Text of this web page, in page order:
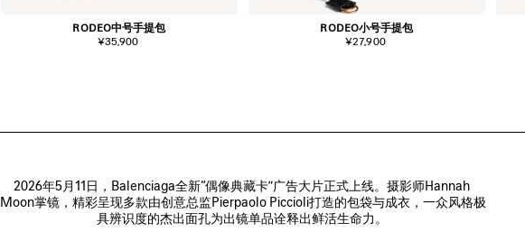
RODEO中号手提包
¥35,900
RODEO小号手提包
¥27,900
2026年5月11日，Balenciaga全新“偶像典藏卡”广告大片正式上线。摄影师Hannah
Moon掌镜，精彩呈现多款由创意总监Pierpaolo Piccioli打造的包袋与成衣，一众风格极
具辨识度的杰出面孔为出镜单品诠释出鲜活生命力。